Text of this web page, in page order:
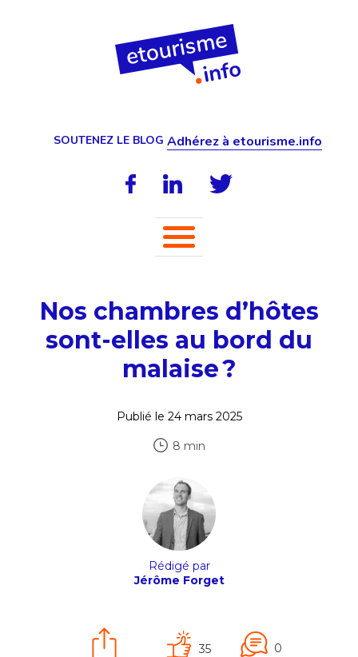
SOUTENEZ LE BLOG Adhérez à etourisme.info
Nos chambres d’hôtes
sont-elles au bord du
malaise ?
Publié le 24 mars 2025
8 min
Rédigé par
Jérôme Forget
35 0